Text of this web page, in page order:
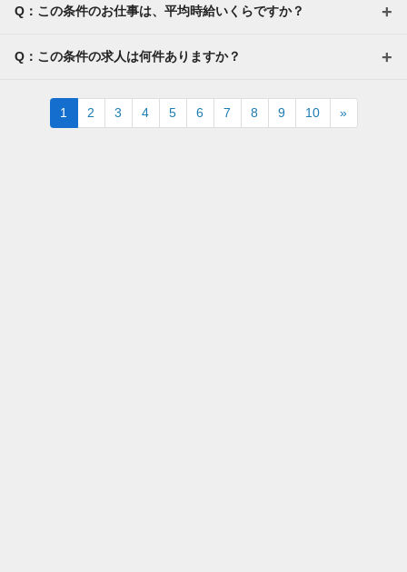
Q：この条件のお仕事は、平均時給いくらですか？
Q：この条件の求人は何件ありますか？
1 2 3 4 5 6 7 8 9 10 »Next